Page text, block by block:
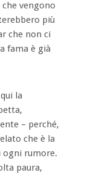
vengono
più
che non ci
fama è già
la
– perché,
che è la
ogni rumore.
paura,